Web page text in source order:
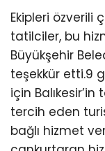
Ekipleri özverili
tatilciler, bu
Büyükşehir
teşekkür etti.9
için Balıkesir’in
tercih eden
bağlı hizmet